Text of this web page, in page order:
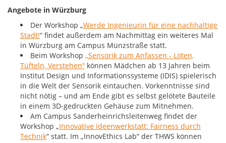
Angebote in Würzburg
Der Workshop „Werde Ingenieurin für eine nachhaltige
Stadt!“ findet außerdem am Nachmittag ein weiteres Mal
in Würzburg am Campus Münzstraße statt.
Beim Workshop „Sensorik zum Anfassen - Löten,
Tüfteln, Verstehen“ können Mädchen ab 13 Jahren beim
Institut Design und Informationssysteme (IDIS) spielerisch
in die Welt der Sensorik eintauchen. Vorkenntnisse sind
nicht nötig – und am Ende gibt es selbst gelötete Bauteile
in einem 3D-gedruckten Gehäuse zum Mitnehmen.
Am Campus Sanderheinrichsleitenweg findet der
Workshop „Innovative Ideenwerkstatt: Fairness durch
Technik“ statt. Im „InnovEthics Lab“ der THWS können